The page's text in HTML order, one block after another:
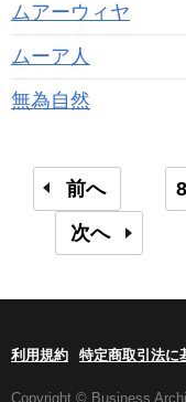
ムアーウィヤ
ムーア人
無為自然
前へ
次へ
利用規約 特定商取引法に
Copyright © Business